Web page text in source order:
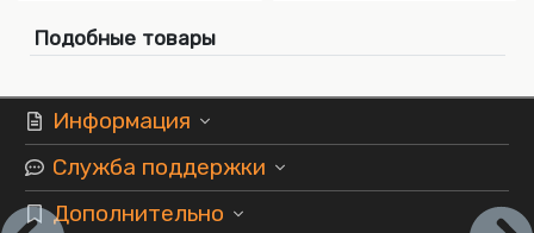
Подобные товары
Информация
Служба поддержки
Дополнительно